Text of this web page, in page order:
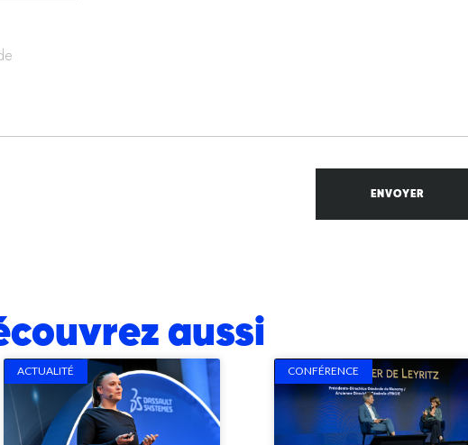
ENVOYER
aussi
ACTUALITÉ CONFÉRENCE